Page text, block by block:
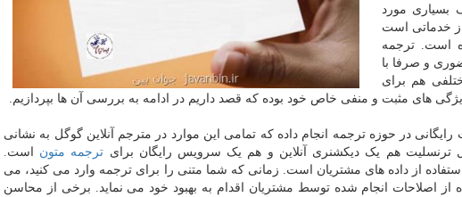
بسیاری مورد
از خدماتی است
است. ترجمه
و صرفا با
هم برای
های مثبت و منفی خاص خود بوده که قصد داریم در ادامه به بررسی آن ها بپردازیم.
در حوزه ترجمه انجام داده که تمامی این موارد در مترجم آنلاین گوگل به نشانی
هم یک دیکشنری آنلاین و هم یک سرویس رایگان برای ترجمه متون است.
از داده های مشتریان است. زمانی که شما متنی را برای ترجمه وارد می کنید، می
از اصلاحات انجام شده توسط مشتریان اقدام به بهبود خود می نماید. برخی از محاسن